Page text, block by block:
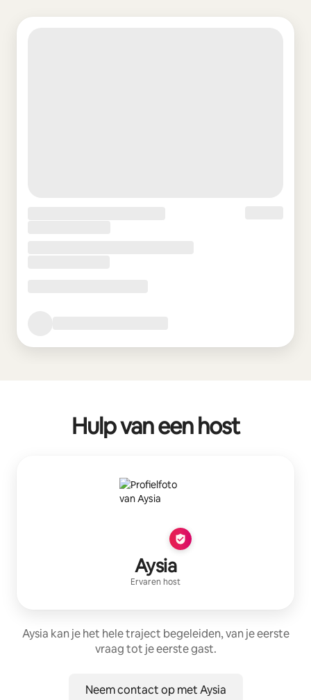
Hulp van een host
Aysia
Ervaren host
Aysia kan je het hele traject begeleiden, van je eerste
vraag tot je eerste gast.
Neem contact op met Aysia